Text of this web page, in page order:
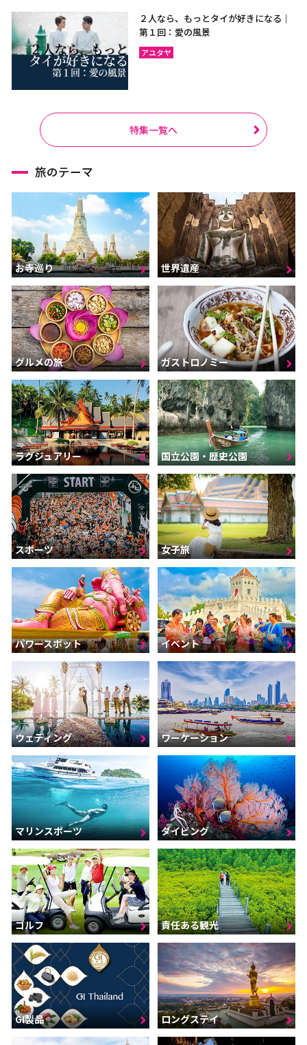
２人なら、もっとタイが好きになる｜
第１回：愛の風景
アユタヤ
特集一覧へ
旅のテーマ
お寺巡り 世界遺産
グルメの旅 ガストロノミー
ラグジュアリー 国立公園・歴史公園
スポーツ 女子旅
パワースポット イベント
ウェディング ワーケーション
マリンスポーツ ダイビング
ゴルフ 責任ある観光
GI製品 ロングステイ